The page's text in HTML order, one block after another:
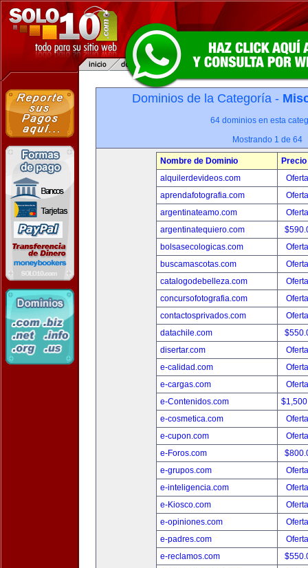
Dominios de la Categoría -
64 dominios en esta
Mostrando 1 de 64
Nombre de Dominio
Precio
alquilerdevideos.com
aprendafotografia.com
argentinateamo.com
argentinatequiero.com
bolsasecologicas.com
buscamascotas.com
catalogodebelleza.com
concursofotografia.com
contactosprivados.com
datachile.com
disertar.com
e-calidad.com
e-cargas.com
e-Contenidos.com
e-cosmetica.com
e-cupon.com
e-Foros.com
e-grupos.com
e-inteligencia.com
e-Kiosco.com
e-opiniones.com
e-padres.com
e-reclamos.com